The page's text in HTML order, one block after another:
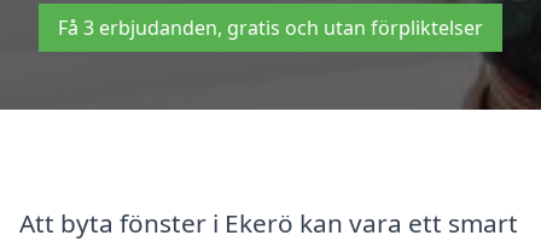
Få 3 erbjudanden, gratis och utan förpliktelser
Att byta fönster i Ekerö kan vara ett smart